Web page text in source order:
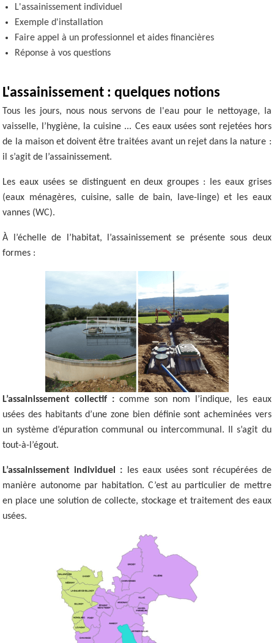
L'assainissement individuel
Exemple d'installation
Faire appel à un professionnel et aides financières
Réponse à vos questions
L'assainissement : quelques notions
Tous les jours, nous nous servons de l'eau pour le nettoyage, la
vaisselle, l’hygiène, la cuisine ... Ces eaux usées sont rejetées hors
de la maison et doivent être traitées avant un rejet dans la nature :
il s’agit de l’assainissement.
Les eaux usées se distinguent en deux groupes : les eaux grises
(eaux ménagères, cuisine, salle de bain, lave-linge) et les eaux
vannes (WC).
À l’échelle de l’habitat, l’assainissement se présente sous deux
formes :
L’assainissement collectif : comme son nom l’indique, les eaux
usées des habitants d’une zone bien définie sont acheminées vers
un système d’épuration communal ou intercommunal. Il s’agit du
tout-à-l’égout.
L’assainissement individuel : les eaux usées sont récupérées de
manière autonome par habitation. C’est au particulier de mettre
en place une solution de collecte, stockage et traitement des eaux
usées.